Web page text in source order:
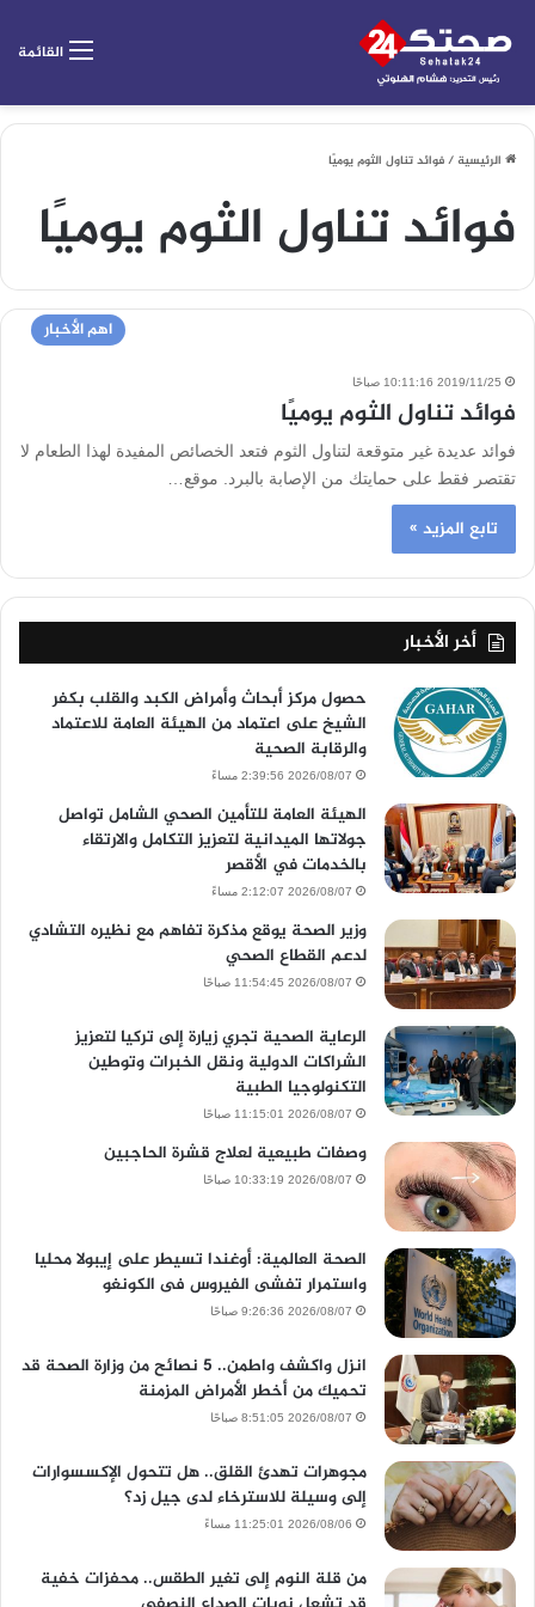
القائمة
الرئيسية/فوائد تناول الثوم يوميًا
فوائد تناول الثوم يوميًا
اهم الأخبار
2019/11/25 10:11:16 صباحًا
فوائد تناول الثوم يوميًا
فوائد عديدة غير متوقعة لتناول الثوم فتعد الخصائص المفيدة لهذا الطعام لا
تقتصر فقط على حمايتك من الإصابة بالبرد. موقع…
تابع المزيد »
أخر الأخبار
حصول مركز أبحاث وأمراض الكبد والقلب بكفر
الشيخ على اعتماد من الهيئة العامة للاعتماد
والرقابة الصحية
2026/08/07 2:39:56 مساءً
الهيئة العامة للتأمين الصحي الشامل تواصل
جولاتها الميدانية لتعزيز التكامل والارتقاء
بالخدمات في الأقصر
2026/08/07 2:12:07 مساءً
وزير الصحة يوقع مذكرة تفاهم مع نظيره التشادي
لدعم القطاع الصحي
2026/08/07 11:54:45 صباحًا
الرعاية الصحية تجري زيارة إلى تركيا لتعزيز
الشراكات الدولية ونقل الخبرات وتوطين
التكنولوجيا الطبية
2026/08/07 11:15:01 صباحًا
وصفات طبيعية لعلاج قشرة الحاجبين
2026/08/07 10:33:19 صباحًا
الصحة العالمية: أوغندا تسيطر على إيبولا محليا
واستمرار تفشى الفيروس فى الكونغو
2026/08/07 9:26:36 صباحًا
انزل واكشف واطمن.. 5 نصائح من وزارة الصحة قد
تحميك من أخطر الأمراض المزمنة
2026/08/07 8:51:05 صباحًا
مجوهرات تهدئ القلق.. هل تتحول الإكسسوارات
إلى وسيلة للاسترخاء لدى جيل زد؟
2026/08/06 11:25:01 مساءً
من قلة النوم إلى تغير الطقس.. محفزات خفية